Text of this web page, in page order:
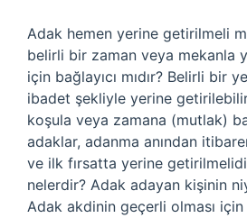
Adak hemen yerine getirilmeli
belirli bir zaman veya mekanla
için bağlayıcı mıdır? Belirli bir
ibadet şekliyle yerine
koşula veya zamana (mutlak)
adaklar, adanma anından
ve ilk fırsatta yerine
nelerdir? Adak adayan kişinin
Adak akdinin geçerli olması